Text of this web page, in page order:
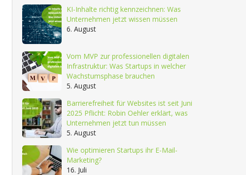
KI-Inhalte richtig kennzeichnen: Was
Unternehmen jetzt wissen müssen
6. August
Vom MVP zur professionellen digitalen
Infrastruktur: Was Startups in welcher
Wachstumsphase brauchen
5. August
Barrierefreiheit für Websites ist seit Juni
2025 Pflicht: Robin Oehler erklärt, was
Unternehmen jetzt tun müssen
5. August
Wie optimieren Startups ihr E-Mail-
Marketing?
16. Juli